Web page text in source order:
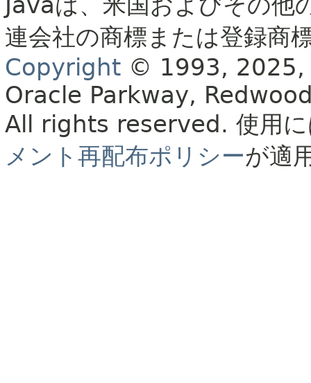
連会社の商標または登録商
Copyright © 1993, 2025,
Oracle Parkway,
All rights reserved. 使用
メント再配布ポリシーが適